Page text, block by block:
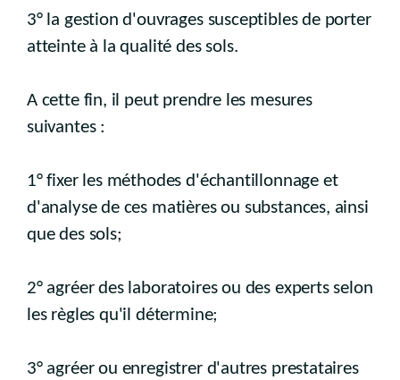
3° la gestion d'ouvrages susceptibles de porter
atteinte à la qualité des sols.
A cette fin, il peut prendre les mesures
suivantes :
1° fixer les méthodes d'échantillonnage et
d'analyse de ces matières ou substances, ainsi
que des sols;
2° agréer des laboratoires ou des experts selon
les règles qu'il détermine;
3° agréer ou enregistrer d'autres prestataires